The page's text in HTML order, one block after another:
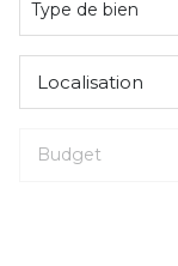
Type de bien
Localisation
Budget